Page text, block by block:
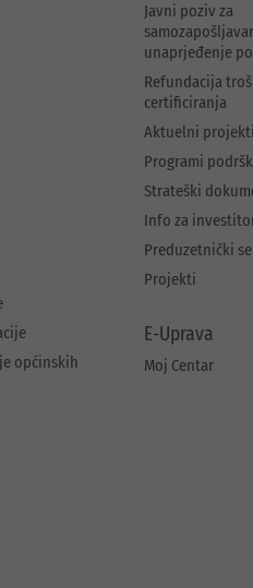
općinskih
Javni poziv za
unaprjeđenje
Refundacija
certificiranja
Aktuelni projekti
Programi
Strateški
Info za
Preduzetnički
Projekti
E-Uprava
Moj Centar